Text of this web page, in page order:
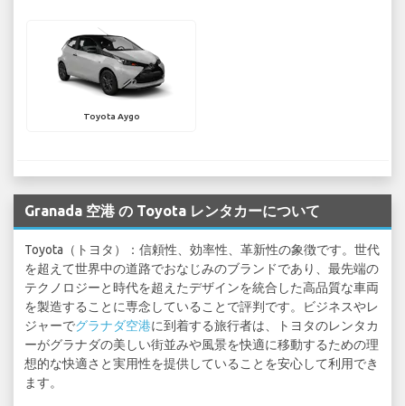
Toyota Aygo
Granada 空港 の Toyota レンタカーについて
Toyota（トヨタ）：信頼性、効率性、革新性の象徴です。世代
を超えて世界中の道路でおなじみのブランドであり、最先端の
テクノロジーと時代を超えたデザインを統合した高品質な車両
を製造することに専念していることで評判です。ビジネスやレ
ジャーでグラナダ空港に到着する旅行者は、トヨタのレンタカ
ーがグラナダの美しい街並みや風景を快適に移動するための理
想的な快適さと実用性を提供していることを安心して利用でき
ます。